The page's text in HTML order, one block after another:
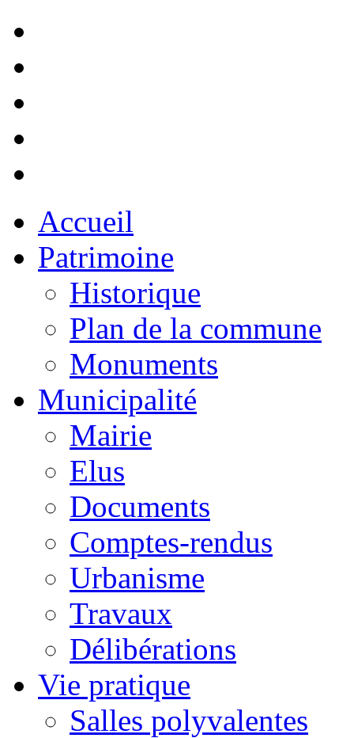
Accueil
Patrimoine
Historique
Plan de la commune
Monuments
Municipalité
Mairie
Elus
Documents
Comptes-rendus
Urbanisme
Travaux
Délibérations
Vie pratique
Salles polyvalentes